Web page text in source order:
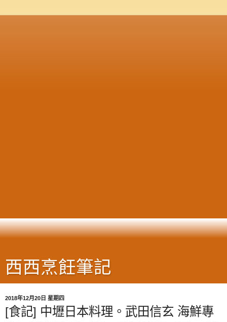
西西烹飪筆記
2018年12月20日 星期四
[食記] 中壢日本料理。武田信玄 海鮮專